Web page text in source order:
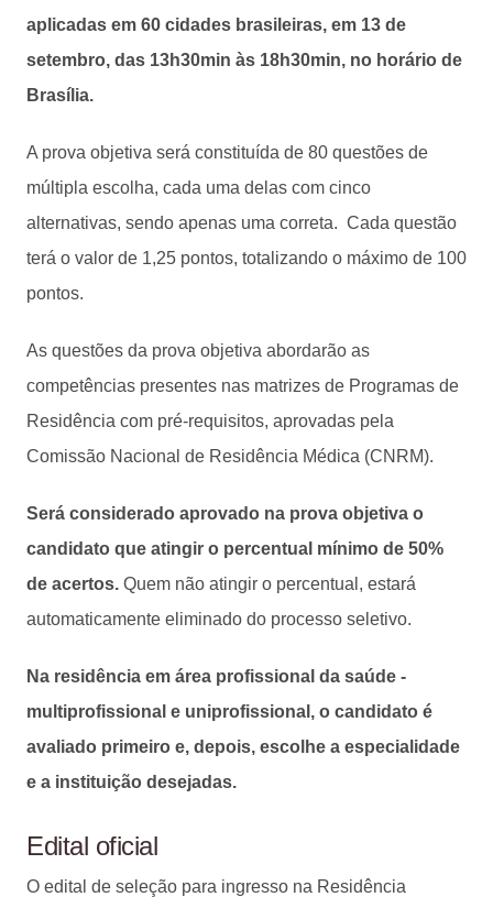
aplicadas em 60 cidades brasileiras, em 13 de
setembro, das 13h30min às 18h30min, no horário de
Brasília.
A prova objetiva será constituída de 80 questões de
múltipla escolha, cada uma delas com cinco
alternativas, sendo apenas uma correta. Cada questão
terá o valor de 1,25 pontos, totalizando o máximo de 100
pontos.
As questões da prova objetiva abordarão as
competências presentes nas matrizes de Programas de
Residência com pré-requisitos, aprovadas pela
Comissão Nacional de Residência Médica (CNRM).
Será considerado aprovado na prova objetiva o
candidato que atingir o percentual mínimo de 50%
de acertos. Quem não atingir o percentual, estará
automaticamente eliminado do processo seletivo.
Na residência em área profissional da saúde -
multiprofissional e uniprofissional, o candidato é
avaliado primeiro e, depois, escolhe a especialidade
e a instituição desejadas.
Edital oficial
O edital de seleção para ingresso na Residência